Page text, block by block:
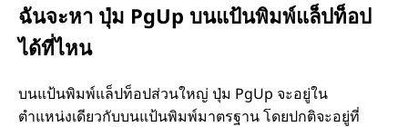
ฉันจะหา ปุ่ม PgUp บนแป้นพิมพ์แล็ปท็อป
ได้ที่ไหน
บนแป้นพิมพ์แล็ปท็อปส่วนใหญ่ ปุ่ม PgUp จะอยู่ใน
ตำแหน่งเดียวกับบนแป้นพิมพ์มาตรฐาน โดยปกติจะอยู่ที่